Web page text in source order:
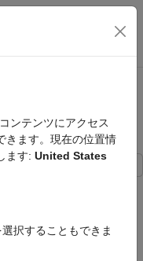
ーション メ
Data
app which acquires data
a live data view, and
these operations:
ンテンツにアクセス
きます。現在の位置情
ます: United States
択することもできま